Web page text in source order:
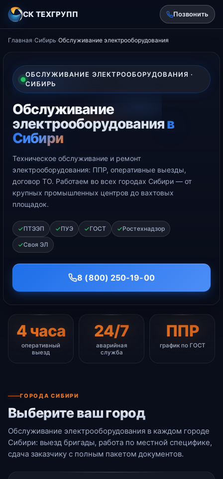
СК ТЕХГРУПП Позвонить
Главная›Сибирь›Обслуживание электрооборудования
ОБСЛУЖИВАНИЕ ЭЛЕКТРООБОРУДОВАНИЯ ·
СИБИРЬ
Обслуживание
электрооборудованияв
Сибири
Техническое обслуживание и ремонт
электрооборудования: ППР, оперативные выезды,
договор ТО. Работаем во всех городах Сибири — от
крупных промышленных центров до вахтовых
площадок.
ПТЭЭП ПУЭ ГОСТ Ростехнадзор
Своя ЭЛ
8 (800) 250-19-00
4 часа
оперативный
выезд
24/7
аварийная
служба
ППР
график по ГОСТ
ГОРОДА СИБИРИ
Выберите ваш город
Обслуживание электрооборудования в каждом городе
Сибири: выезд бригады, работа по местной специфике,
сдача заказчику с полным пакетом документов.